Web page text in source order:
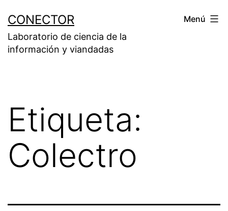
contenido
CONECTOR
Laboratorio de ciencia de la
información y viandadas
Menú
Etiqueta:
Colectro